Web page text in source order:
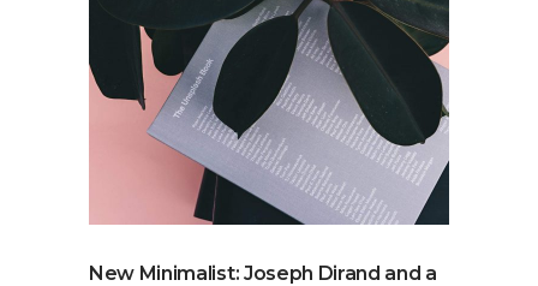
New Minimalist: Joseph Dirand and a